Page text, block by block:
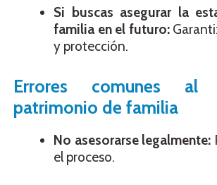
Si buscas asegurar la
familia en el futuro:
y protección.
Errores comunes
patrimonio de familia
No asesorarse legalmente:
el proceso.